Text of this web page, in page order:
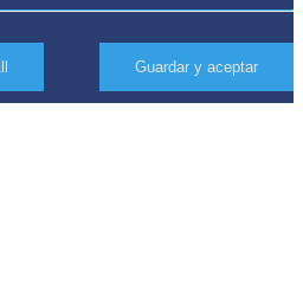
Guardar y aceptar